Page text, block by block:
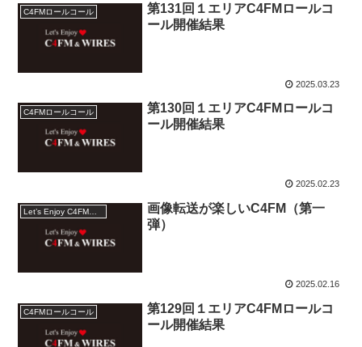
C4FMロールコール
第131回１エリアC4FMロールコ
ール開催結果
2025.03.23
C4FMロールコール
第130回１エリアC4FMロールコ
ール開催結果
2025.02.23
Let’s Enjoy C4FMコンテスト
画像転送が楽しいC4FM（第一
弾）
2025.02.16
C4FMロールコール
第129回１エリアC4FMロールコ
ール開催結果